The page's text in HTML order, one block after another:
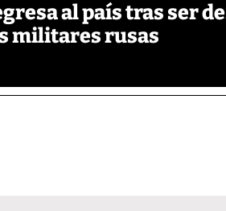
al país tras ser
militares rusas